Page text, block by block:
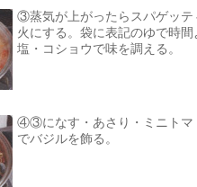
③蒸気が上がったらスパゲッテ
火にする。袋に表記のゆで時
塩・コショウで味を調える。
④③になす・あさり・ミニトマ
でバジルを飾る。